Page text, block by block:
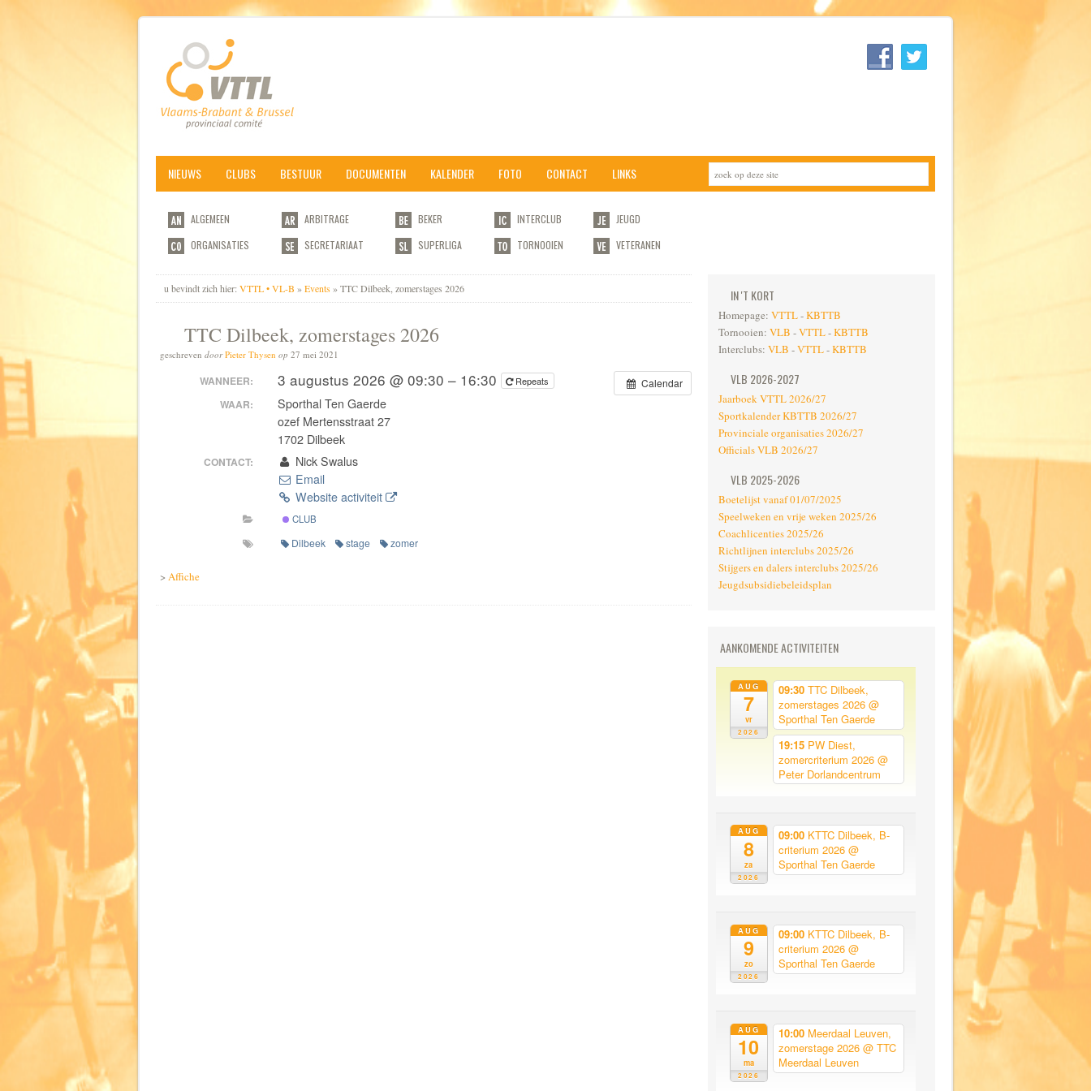
NIEUWS CLUBS BESTUUR DOCUMENTEN KALENDER FOTO CONTACT LINKS
ALGEMEEN ARBITRAGE BEKER INTERCLUB
JEUGD
ORGANISATIES
SECRETARIAAT SUPERLIGA TORNOOIEN VETERANEN
u bevindt zich hier: VTTL • VL-B »Events» TTC Dilbeek, zomerstages 2026
TTC Dilbeek, zomerstages 2026
geschreven door Pieter Thysen op 27 mei 2021
Calendar
WANNEER: 3 augustus 2026 @ 09:30 – 16:30 Repeats
WAAR:
Sporthal Ten Gaerde
ozef Mertensstraat 27
1702 Dilbeek
CONTACT:
Nick Swalus
Email
Website activiteit
CLUB
Dilbeek stage zomer
> Affiche
IN 'T KORT
Homepage: VTTL-KBTTB
Tornooien: VLB -VTTL-KBTTB
Interclubs: VLB -VTTL-KBTTB
VLB 2026-2027
Jaarboek VTTL 2026/27
Sportkalender KBTTB 2026/27
Provinciale organisaties 2026/27
Officials VLB 2026/27
VLB 2025-2026
Boetelijst vanaf 01/07/2025
Speelweken en vrije weken 2025/26
Coachlicenties 2025/26
Richtlijnen interclubs 2025/26
Stijgers en dalers interclubs 2025/26
Jeugdsubsidiebeleidsplan
AANKOMENDE ACTIVITEITEN
AUG
7
vr
2026
09:30 TTC Dilbeek,
zomerstages 2026 @
Sporthal Ten Gaerde
19:15 PW Diest,
zomercriterium 2026 @
Peter Dorlandcentrum
AUG
8
za
2026
09:00 KTTC Dilbeek, B-
criterium 2026 @
Sporthal Ten Gaerde
AUG
9
zo
2026
09:00 KTTC Dilbeek, B-
criterium 2026 @
Sporthal Ten Gaerde
AUG
10
ma
2026
10:00 Meerdaal Leuven,
zomerstage 2026 @ TTC
Meerdaal Leuven